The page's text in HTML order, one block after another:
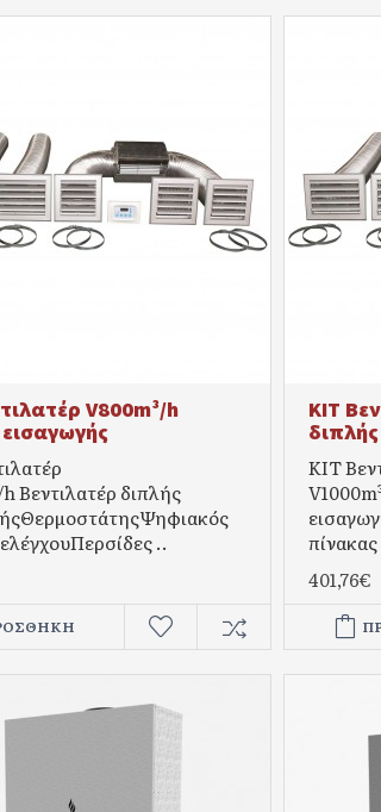
V800m³/h
Βεντιλατέρ διπλής
..
KIT
KIT
401,76€